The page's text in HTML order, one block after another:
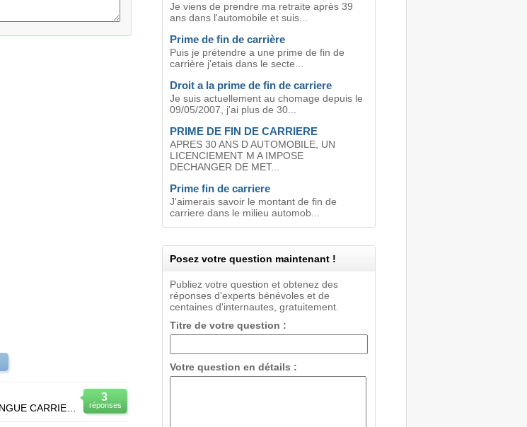
3
réponses
JE PART A LA RETRAITE DANS LE CADRE DE LA LOI LONGUE CARRIERE A 58 ANS LE 1 JUILLET 2010 AI JE DRO
Je viens de prendre ma retraite après 39
ans dans l'automobile et suis...
Prime de fin de carrière
Puis je prétendre a une prime de fin de
carrière j'etais dans le secte...
Droit a la prime de fin de carriere
Je suis actuellement au chomage depuis le
09/05/2007, j'ai plus de 30...
PRIME DE FIN DE CARRIERE
APRES 30 ANS D AUTOMOBILE, UN
LICENCIEMENT M A IMPOSE
DECHANGER DE MET...
Prime fin de carriere
J'aimerais savoir le montant de fin de
carriere dans le milieu automob...
Posez votre question maintenant !
Publiez votre question et obtenez des
réponses d'experts bénévoles et de
centaines d'internautes, gratuitement.
Titre de votre question :
Votre question en détails :